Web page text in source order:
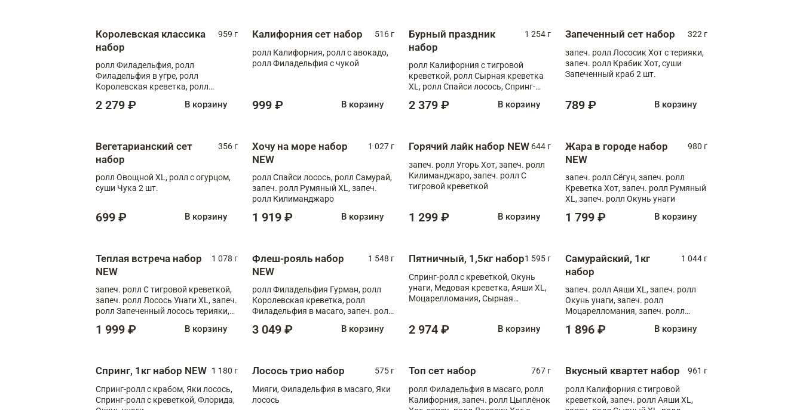
Королевская классика
набор
959 г
ролл Филадельфия, ролл
Филадельфия в угре, ролл
Королевская креветка, ролл
2 279 ₽ В корзину
Калифорния сет набор
516 г
ролл Калифорния, ролл с авокадо,
ролл Филадельфия с чукой
999 ₽ В корзину
Бурный праздник
набор
1 254 г
ролл Калифорния с тигровой
креветкой, ролл Сырная креветка
XL, ролл Спайси лосось, Спринг-
Медовая креветка
2 379 ₽ В корзину
Запеченный сет набор
322 г
запеч. ролл Лососик Хот с терияки,
запеч. ролл Крабик Хот, суши
Запеченный краб 2 шт.
789 ₽ В корзину
Вегетарианский сет
набор
356 г
ролл Овощной XL, ролл с огурцом,
суши Чука 2 шт.
699 ₽ В корзину
Хочу на море набор
NEW
1 027 г
ролл Спайси лосось, ролл Самурай,
запеч. ролл Румяный XL, запеч.
ролл Килиманджаро
1 919 ₽ В корзину
Горячий лайк набор NEW 644 г
запеч. ролл Угорь Хот, запеч. ролл
Килиманджаро, запеч. ролл С
тигровой креветкой
1 299 ₽ В корзину
Жара в городе набор
NEW
980 г
запеч. ролл Сёгун, запеч. ролл
Креветка Хот, запеч. ролл Румяный
XL, запеч. ролл Окунь унаги
1 799 ₽ В корзину
Теплая встреча набор
NEW
1 078 г
запеч. ролл С тигровой креветкой,
запеч. ролл Лосось Унаги XL, запеч.
ролл Запеченный лосось терияки,
1 999 ₽ В корзину
Флеш-рояль набор
NEW
1 548 г
ролл Филадельфия Гурман, ролл
Королевская креветка, ролл
Филадельфия в масаго, запеч. ролл
Тигровая креветка с моцареллой,
3 049 ₽ В корзину
Пятничный, 1,5кг набор1 595 г
Спринг-ролл с креветкой, Окунь
унаги, Медовая креветка, Аяши XL,
Моцарелломания, Сырная
2 974 ₽ В корзину
Самурайский, 1кг
набор
1 044 г
запеч. ролл Аяши XL, запеч. ролл
Окунь унаги, запеч. ролл
Моцарелломания, запеч. ролл
1 896 ₽ В корзину
Спринг, 1кг набор NEW 1 180 г
Спринг-ролл с крабом, Яки лосось,
Спринг-ролл с креветкой, Флорида,
Лосось трио набор
575 г
Мияги, Филадельфия в масаго, Яки
лосось
Топ сет набор
767 г
ролл Филадельфия в масаго, ролл
Калифорния, запеч. ролл Цыплёнок
Вкусный квартет набор
961 г
ролл Калифорния с тигровой
креветкой, запеч. ролл Аяши XL,